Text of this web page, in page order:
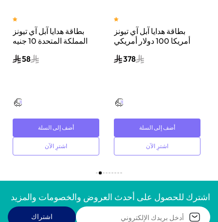
بطاقة هدايا آبل آي تيونز
المملكة المتحدة 10 جنيه
الرقمي بالبريد الإلكتروني
58
أضف إلى السلة
اشترِ الآن
بطاقة هدايا آبل آي تيونز
أمريكا 100 دولار أمريكي
الإلكتروني أزرق/وردي
378
أضف إلى السلة
اشترِ الآن
اشترك للحصول على أحدث العروض والخصومات والمزيد
اشتراك